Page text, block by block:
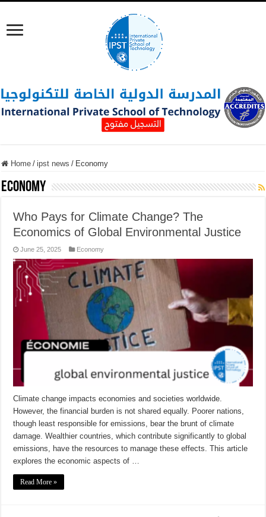
Home / ipst news / Economy
Economy
Who Pays for Climate Change? The
Economics of Global Environmental Justice
June 25, 2025 Economy
Climate change impacts economies and societies worldwide.
However, the financial burden is not shared equally. Poorer nations,
though least responsible for emissions, bear the brunt of climate
damage. Wealthier countries, which contribute significantly to global
emissions, have the resources to manage these effects. This article
explores the economic aspects of …
Read More »